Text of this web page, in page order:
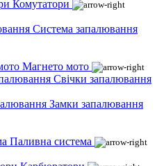
Комутатори
Система запалювання
Магнето мото
Свічки запалювання
Замки запалювання
Паливна система